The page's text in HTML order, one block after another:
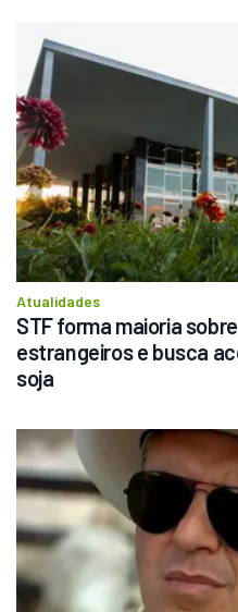
Atualidades
STF forma maioria
estrangeiros e busca
soja